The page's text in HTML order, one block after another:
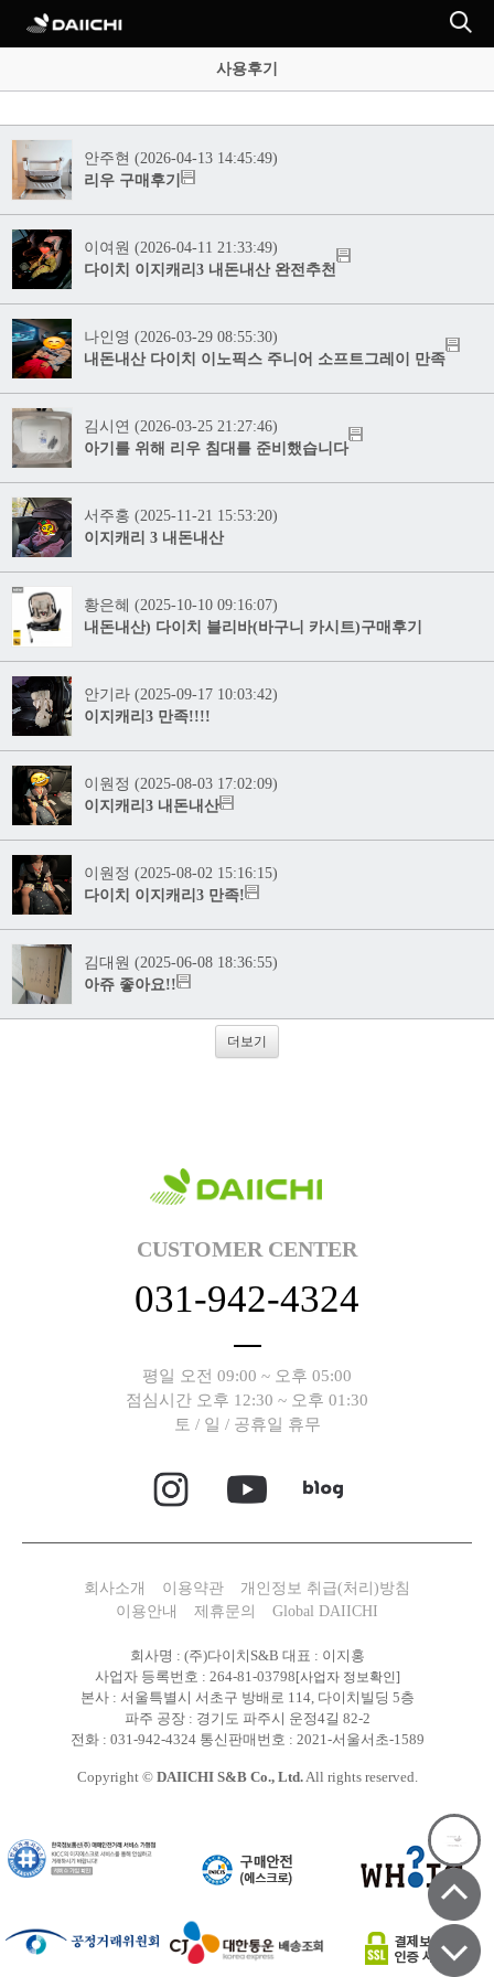
사용후기
안주현 (2026-04-13 14:45:49)
리우 구매후기
이여원 (2026-04-11 21:33:49)
다이치 이지캐리3 내돈내산 완전추천
나인영 (2026-03-29 08:55:30)
내돈내산 다이치 이노픽스 주니어 소프트그레이 만족
김시연 (2026-03-25 21:27:46)
아기를 위해 리우 침대를 준비했습니다
서주홍 (2025-11-21 15:53:20)
이지캐리 3 내돈내산
황은혜 (2025-10-10 09:16:07)
내돈내산) 다이치 블리바(바구니 카시트)구매후기
안기라 (2025-09-17 10:03:42)
이지캐리3 만족!!!!
이원정 (2025-08-03 17:02:09)
이지캐리3 내돈내산
이원정 (2025-08-02 15:16:15)
다이치 이지캐리3 만족!
김대원 (2025-06-08 18:36:55)
아쥬 좋아요!!
더보기
CUSTOMER CENTER
031-942-4324
평일 오전 09:00 ~ 오후 05:00
점심시간 오후 12:30 ~ 오후 01:30
토 / 일 / 공휴일 휴무
회사소개 이용약관
개인정보 취급(처리)방침
이용안내
제휴문의 Global DAIICHI
회사명 : (주)다이치S&B 대표 : 이지홍
사업자 등록번호 : 264-81-03798[사업자 정보확인]
본사 : 서울특별시 서초구 방배로 114, 다이치빌딩 5층
파주 공장 : 경기도 파주시 운정4길 82-2
전화 : 031-942-4324 통신판매번호 : 2021-서울서초-1589
Copyright © DAIICHI S&B Co., Ltd.All rights reserved.